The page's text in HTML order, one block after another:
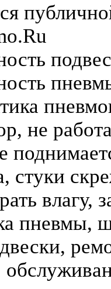
не
стуки
влагу,
пневмы,